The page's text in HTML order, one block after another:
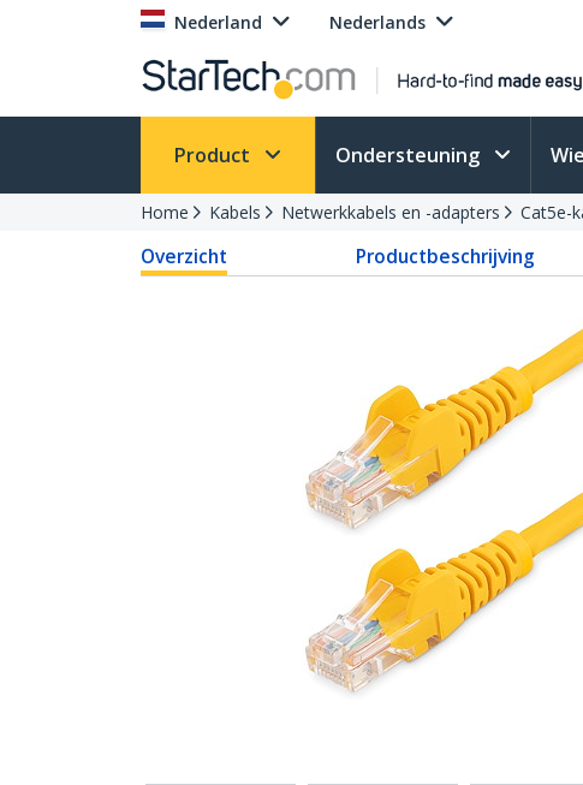
Nederland Nederlands
Product Ondersteuning
Home Kabels Netwerkkabels en -adapters Cat5e-
Overzicht Productbeschrijving